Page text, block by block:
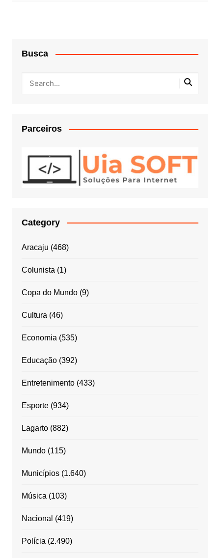
Busca
Parceiros
Category
Aracaju (468)
Colunista (1)
Copa do Mundo(9)
Cultura (46)
Economia (535)
Educação(392)
Entretenimento(433)
Esporte(934)
Lagarto(882)
Mundo(115)
Municípios(1.640)
Música (103)
Nacional (419)
Polícia (2.490)